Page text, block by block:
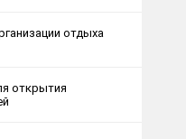
отдыха
открытия